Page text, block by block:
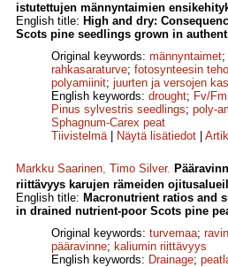
istutettujen männyntaimien
English title: High and dry:
Scots pine seedlings grown in
Original keywords: männyntaimet;
rahkasaraturve; fotosynteesin
polyamiinit; juurten ja versojen
English keywords: drought; Fv/Fm
Pinus sylvestris seedlings; poly-
Sphagnum-Carex peat
Tiivistelmä| Näytä lisätiedot
Markku Saarinen, Timo Silver.
riittävyys karujen rämeiden
English title: Macronutrient ratios and
in drained nutrient-poor Scots pine
Original keywords: turvemaa;
pääravinne; kaliumin riittävyys
English keywords: Drainage;